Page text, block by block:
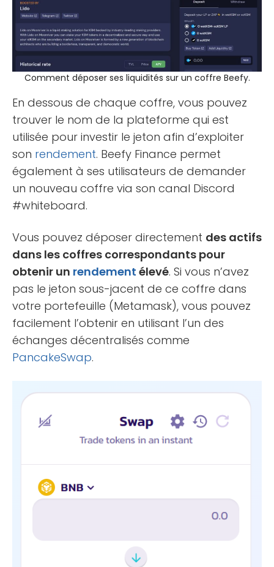
Comment déposer ses liquidités sur un coffre Beefy.
En dessous de chaque coffre, vous pouvez
trouver le nom de la plateforme qui est
utilisée pour investir le jeton afin d’exploiter
son rendement. Beefy Finance permet
également à ses utilisateurs de demander
un nouveau coffre via son canal Discord
#whiteboard.
Vous pouvez déposer directement des actifs
dans les coffres correspondants pour
obtenir un rendement élevé. Si vous n’avez
pas le jeton sous-jacent de ce coffre dans
votre portefeuille (Metamask), vous pouvez
facilement l’obtenir en utilisant l’un des
échanges décentralisés comme
PancakeSwap.